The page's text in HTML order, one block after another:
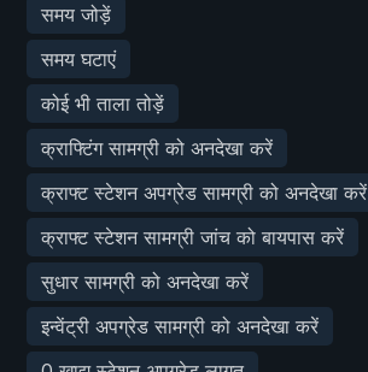
समय जोड़ें
समय घटाएं
कोई भी ताला तोड़ें
क्राफ्टिंग सामग्री को अनदेखा करें
क्राफ्ट स्टेशन अपग्रेड सामग्री को अनदेखा करें
क्राफ्ट स्टेशन सामग्री जांच को बायपास करें
सुधार सामग्री को अनदेखा करें
इन्वेंट्री अपग्रेड सामग्री को अनदेखा करें